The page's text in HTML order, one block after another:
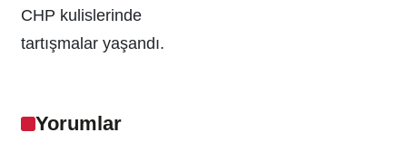
CHP kulislerinde
tartışmalar yaşandı.
Yorumlar